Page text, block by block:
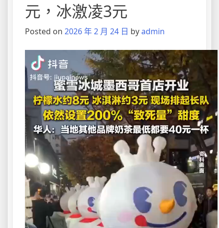
元，冰激凌3元
Posted on 2026 年 2 月 24 日 byadmin